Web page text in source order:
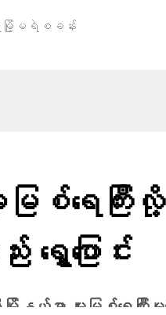
းမြို့မရဲစခန်း
ြစ်ရေကြီးလို့
ေ့ပြောင်း
မှာ မူးမြစ်ရေကြီးမှုကြ